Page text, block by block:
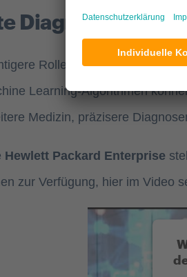
Diagnostik
Rolle im
Learning-Algorithmen
Medizin, präzisere
Hewlett Packard Enterprise
zur Verfügung, hier im Video